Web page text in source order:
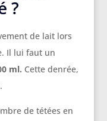
?
de lait lors
Il lui faut un
ml. Cette denrée,
de tétées en